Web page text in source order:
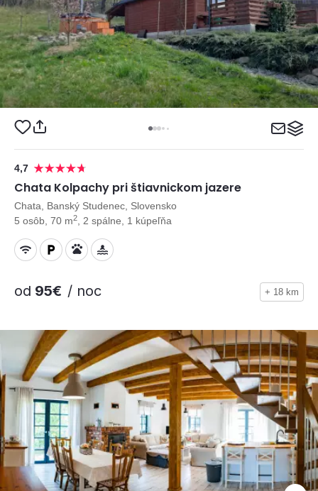
4,7
Chata Kolpachy pri štiavnickom jazere
Chata, Banský Studenec, Slovensko
5 osôb, 70 m2 , 2 spálne, 1 kúpeľňa
od 95€ / noc + 18 km